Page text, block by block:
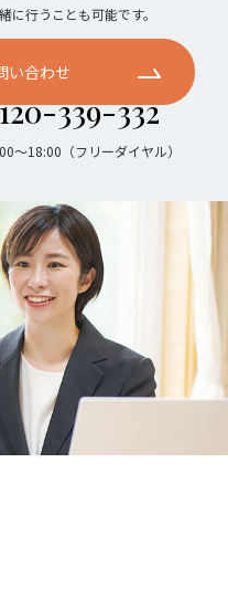
に行うことも可能です。
い合わせ
339-332
〜18:00（フリーダイヤル）